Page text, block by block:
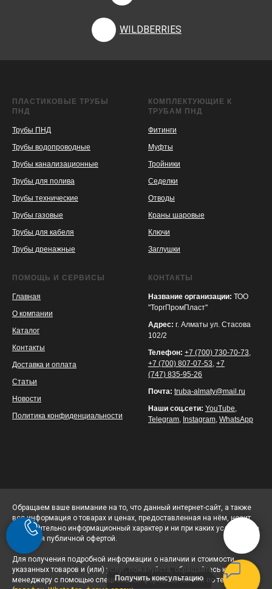
Получить консультацию
KASPI
SATU
WILDBERRIES
WILDBERRIES
ПЛАСТИКОВЫЕ ТРУБЫ
ПНД
Трубы ПНД
Трубы водопроводные
Трубы канализационные
Трубы для полива
Трубы технические
Трубы газовые
Трубы для кабеля
Трубы дренажные
КОМПЛЕКТУЮЩИЕ К
ТРУБАМ ПНД
Фитинги
Муфты
Тройники
Седелки
Отводы
Краны шаровые
Ключи
Заглушки
ПОМОЩЬ И СЕРВИСЫ
Главная
О компании
Каталог
Контакты
Доставка и оплата
Статьи
Новости
Политика конфиденциальности
КОНТАКТЫ
Название организации: ТОО
"ТоргПромПласт"
Адрес: г. Алматы ул. Стасова
102/2
Телефон: +7 (700) 730-70-73,
+7 (700) 807-07-53, +7
(747) 835-95-26
Почта: truba-almaty@mail.ru
Наши соц.сети: YouTube,
Telegram, Instagram, WhatsApp
Обращаем ваше внимание на то, что данный интернет-сайт, а также
вся информация о товарах и ценах, предоставленная на нём, носит
исключительно информационный характер и ни при каких условиях не
является публичной офертой.
Для получения подробной информации о наличии и стоимости
указанных товаров и (или) услуг, пожалуйста, обращайтесь к
менеджеру с помощью специальной формы связи или по телефону